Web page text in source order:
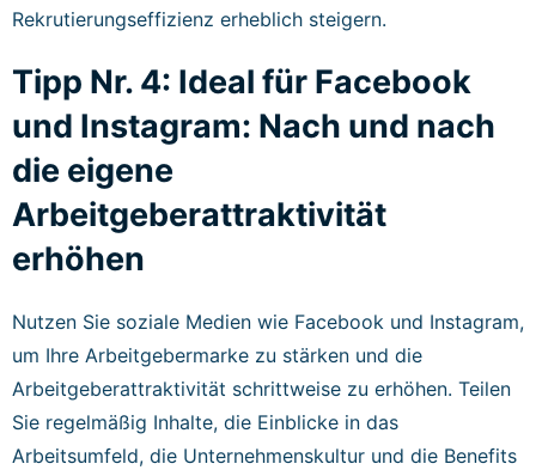
Rekrutierungseffizienz erheblich steigern.
Tipp Nr. 4: Ideal für Facebook
und Instagram: Nach und nach
die eigene
Arbeitgeberattraktivität
erhöhen
Nutzen Sie soziale Medien wie Facebook und Instagram,
um Ihre Arbeitgebermarke zu stärken und die
Arbeitgeberattraktivität schrittweise zu erhöhen. Teilen
Sie regelmäßig Inhalte, die Einblicke in das
Arbeitsumfeld, die Unternehmenskultur und die Benefits